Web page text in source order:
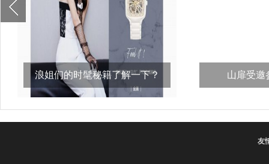
浪姐们的时髦秘籍了解一下？ 山扉受邀
友